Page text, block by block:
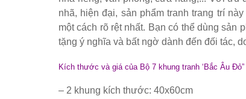
Set bàn ghế tiếp khách văn phòng ghế bọc vải màu
Bộ bàn ghế tiếp khách spa, nail, studio, văn phòng,
Ghế gaming, ghế streamer đẹp giá tốt tại HCM
Tổng hợp các mẫu chân bàn cafe, chân bàn decor,
Ghế decor trong suốt, ghế xoay trong suốt
nhã, hiện đại, sản phẩm tranh trang trí
một cách rõ rệt nhất. Bạn có thể dùng sản
tặng ý nghĩa và bất ngờ dành đến đối tác,
Kích thước và giá của Bộ 7 khung tranh ‘Bắc Âu Đỏ”
– 2 khung kích thước: 40x60cm